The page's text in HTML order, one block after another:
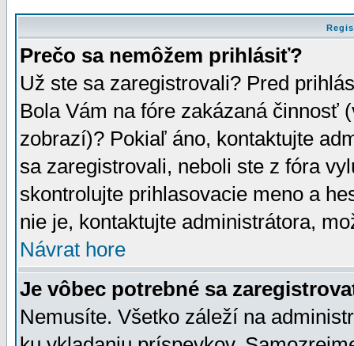
Prečo sa nemôžem prihlásiť?
Už ste sa zaregistrovali? Pred
Bola Vám na fóre zakázaná činnosť
zobrazí)? Pokiaľ áno, kontaktujte
sa zaregistrovali, neboli ste z fóra
skontrolujte prihlasovacie meno a
nie je, kontaktujte administrátora,
Návrat hore
Je vôbec potrebné sa
Nemusíte. Všetko záleží na